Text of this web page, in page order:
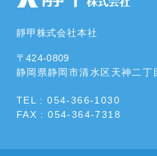
靜甲株式会社本社
〒424-0809
静岡県静岡市清水区天神二丁
TEL : 054-366-1030
FAX : 054-364-7318